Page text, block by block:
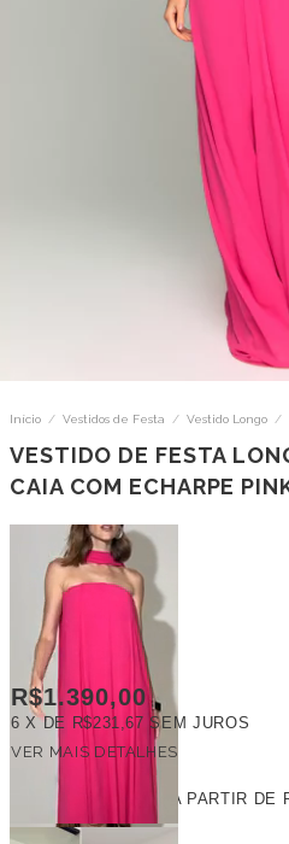
Início / Vestidos de Festa / Vestido Longo /
VESTIDO DE FESTA
CAIA COM ECHARPE
R$1.390,00
6 X DE R$231,67 SEM JUROS
VER MAIS DETALHES
FRETE GRÁTIS A PARTIR DE